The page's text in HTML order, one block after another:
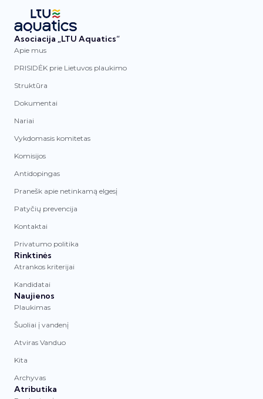
Asociacija „LTU Aquatics“
Apie mus
PRISIDĖK prie Lietuvos plaukimo
Struktūra
Dokumentai
Nariai
Vykdomasis komitetas
Komisijos
Antidopingas
Pranešk apie netinkamą elgesį
Patyčių prevencija
Kontaktai
Privatumo politika
Rinktinės
Atrankos kriterijai
Kandidatai
Naujienos
Plaukimas
Šuoliai į vandenį
Atviras Vanduo
Kita
Archyvas
Atributika